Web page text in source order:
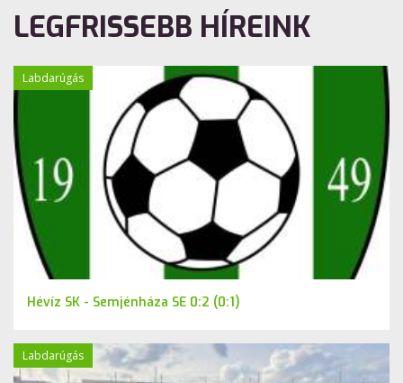
LEGFRISSEBB HÍREINK
Labdarúgás
Hévíz SK - Semjénháza SE 0:2 (0:1)
Labdarúgás